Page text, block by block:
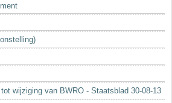
wijziging van BWRO - Staatsblad 30-08-13